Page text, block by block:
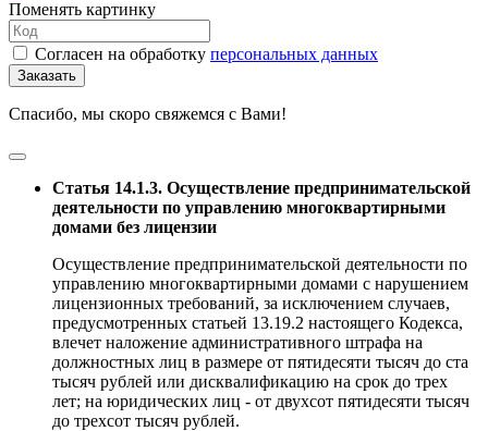
Поменять картинку
Согласен на обработку персональных данных
Заказать
Спасибо, мы скоро свяжемся с Вами!
Статья 14.1.3. Осуществление предпринимательской
деятельности по управлению многоквартирными
домами без лицензии
Осуществление предпринимательской деятельности по
управлению многоквартирными домами с нарушением
лицензионных требований, за исключением случаев,
предусмотренных статьей 13.19.2 настоящего Кодекса,
влечет наложение административного штрафа на
должностных лиц в размере от пятидесяти тысяч до ста
тысяч рублей или дисквалификацию на срок до трех
лет; на юридических лиц - от двухсот пятидесяти тысяч
до трехсот тысяч рублей.